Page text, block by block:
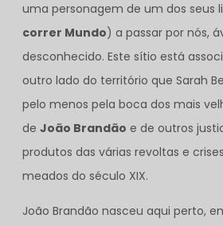
uma personagem de um dos seus
correr Mundo) a passar por nós,
desconhecido. Este sítio está
outro lado do território que Sarah
pelo menos pela boca dos mais
de João Brandão e de outros
produtos das várias revoltas e
meados do século XIX.
João Brandão nasceu aqui perto,